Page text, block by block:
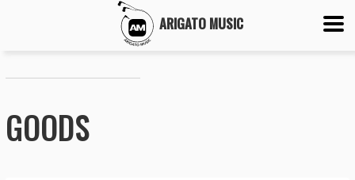
ARIGATO MUSIC
GOODS